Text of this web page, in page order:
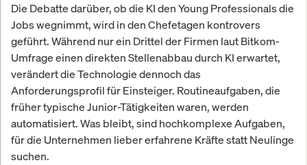
Die Debatte darüber, ob die KI den Young Professionals die
Jobs wegnimmt, wird in den Chefetagen kontrovers
geführt. Während nur ein Drittel der Firmen laut Bitkom-
Umfrage einen direkten Stellenabbau durch KI erwartet,
verändert die Technologie dennoch das
Anforderungsprofil für Einsteiger. Routineaufgaben, die
früher typische Junior-Tätigkeiten waren, werden
automatisiert. Was bleibt, sind hochkomplexe Aufgaben,
für die Unternehmen lieber erfahrene Kräfte statt Neulinge
suchen.